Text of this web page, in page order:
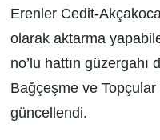
Erenler Cedit-
olarak aktarma
no’lu hattın
Bağçeşme ve
güncellendi.